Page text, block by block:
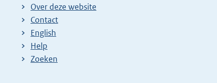
Over deze website
Contact
English
Help
Zoeken